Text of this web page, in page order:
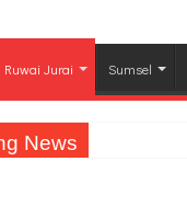
Ruwai Jurai Sumsel
News
Serahkan Santunan